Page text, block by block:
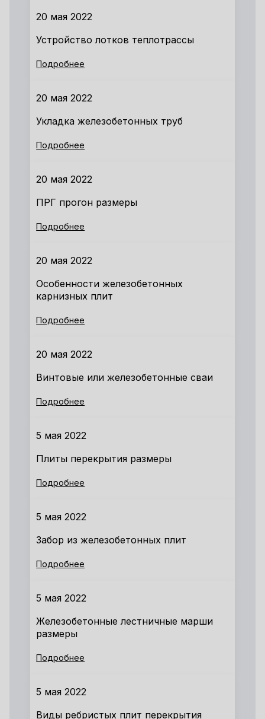
20 мая 2022
Устройство лотков теплотрассы
Подробнее
20 мая 2022
Укладка железобетонных труб
Подробнее
20 мая 2022
ПРГ прогон размеры
Подробнее
20 мая 2022
Особенности железобетонных
карнизных плит
Подробнее
20 мая 2022
Винтовые или железобетонные сваи
Подробнее
5 мая 2022
Плиты перекрытия размеры
Подробнее
5 мая 2022
Забор из железобетонных плит
Подробнее
5 мая 2022
Железобетонные лестничные марши
размеры
Подробнее
5 мая 2022
Виды ребристых плит перекрытия